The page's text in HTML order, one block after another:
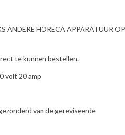
ANDERE HORECA APPARATUUR OP
te kunnen bestellen.
volt 20 amp
van de gereviseerde